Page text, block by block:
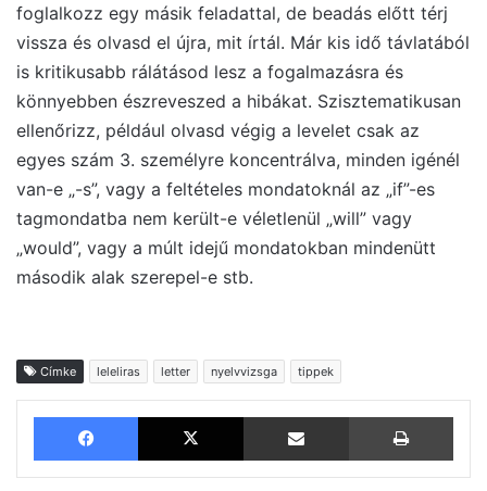
foglalkozz egy másik feladattal, de beadás előtt térj
vissza és olvasd el újra, mit írtál. Már kis idő távlatából
is kritikusabb rálátásod lesz a fogalmazásra és
könnyebben észreveszed a hibákat. Szisztematikusan
ellenőrizz, például olvasd végig a levelet csak az
egyes szám 3. személyre koncentrálva, minden igénél
van-e „-s”, vagy a feltételes mondatoknál az „if”-es
tagmondatba nem került-e véletlenül „will” vagy
„would”, vagy a múlt idejű mondatokban mindenütt
második alak szerepel-e stb.
Címke leleliras letter nyelvvizsga tippek
Facebook X Megosztás email-ben